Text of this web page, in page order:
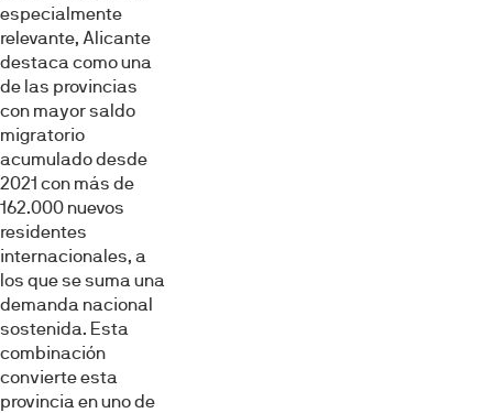
especialmente
relevante, Alicante
destaca como una
de las provincias
con mayor saldo
migratorio
acumulado desde
2021 con más de
162.000 nuevos
residentes
internacionales, a
los que se suma una
demanda nacional
sostenida. Esta
combinación
convierte esta
provincia en uno de